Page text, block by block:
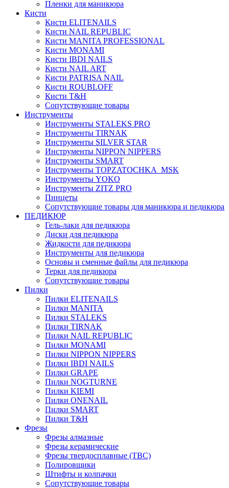
Пленки для маникюра
Кисти
Кисти ELITENAILS
Кисти NAIL REPUBLIC
Кисти MANITA PROFESSIONAL
Кисти MONAMI
Кисти IBDI NAILS
Кисти NAIL ART
Кисти PATRISA NAIL
Кисти ROUBLOFF
Кисти T&H
Сопутствующие товары
Инструменты
Инструменты STALEKS PRO
Инструменты TIRNAK
Инструменты SILVER STAR
Инструменты NIPPON NIPPERS
Инструменты SMART
Инструменты TOPZATOCHKA_MSK
Инструменты YOKO
Инструменты ZITZ PRO
Пинцеты
Сопутствующие товары для маникюра и педикюра
ПЕДИКЮР
Гель-лаки для педикюра
Диски для педикюра
Жидкости для педикюра
Инструменты для педикюра
Основы и сменные файлы для педикюра
Терки для педикюра
Сопутствующие товары
Пилки
Пилки ELITENAILS
Пилки MANITA
Пилки STALEKS
Пилки TIRNAK
Пилки NAIL REPUBLIC
Пилки MONAMI
Пилки NIPPON NIPPERS
Пилки IBDI NAILS
Пилки GRAPE
Пилки NOGTURNE
Пилки KIEMI
Пилки ONENAIL
Пилки SMART
Пилки T&H
Фрезы
Фрезы алмазные
Фрезы керамические
Фрезы твердосплавные (ТВС)
Полировщики
Штифты и колпачки
Сопутствующие товары